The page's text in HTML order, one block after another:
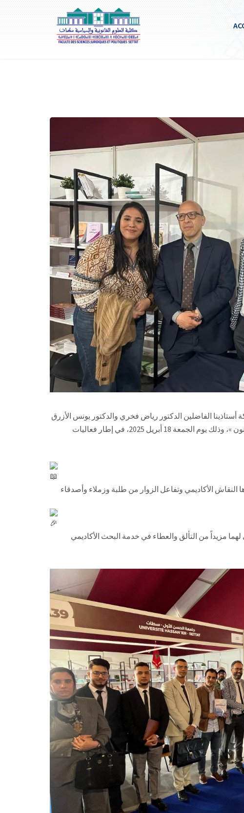
الفاضلين الدكتور رياض فخري والدكتور يونس الأزرق
»،
وذلك يوم الجمعة 18 أبريل 2025، في إطار فعاليات
لهما مزيداً من التألق والعطاء في خدمة البحث الأكاديمي